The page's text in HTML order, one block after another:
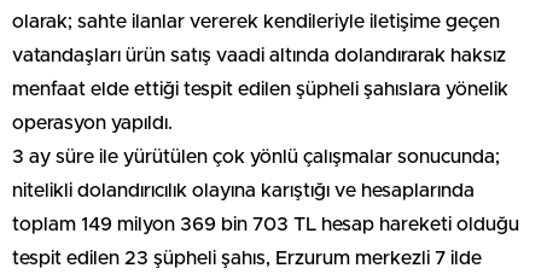
olarak; sahte ilanlar vererek kendileriyle iletişime geçen
vatandaşları ürün satış vaadi altında dolandırarak haksız
menfaat elde ettiği tespit edilen şüpheli şahıslara yönelik
operasyon yapıldı.
3 ay süre ile yürütülen çok yönlü çalışmalar sonucunda;
nitelikli dolandırıcılık olayına karıştığı ve hesaplarında
toplam 149 milyon 369 bin 703 TL hesap hareketi olduğu
tespit edilen 23 şüpheli şahıs, Erzurum merkezli 7 ilde